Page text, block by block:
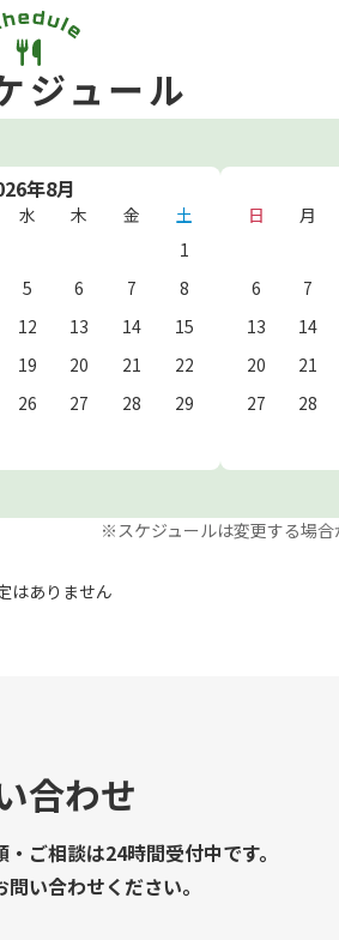
ジュール
年8月
水 木 金
土
1
5 6 7
8
12 13 14
15
19 20 21
22
26 27 28
29
日 月
6
7
13
14
20
21
27
28
※スケジュールは変更する場合
はありません
合わせ
ご相談は24時間受付中です。
い合わせください。